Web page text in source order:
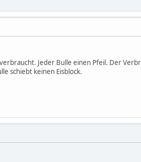
Jeder Bulle einen Pfeil. Der
schiebt keinen Eisblock.